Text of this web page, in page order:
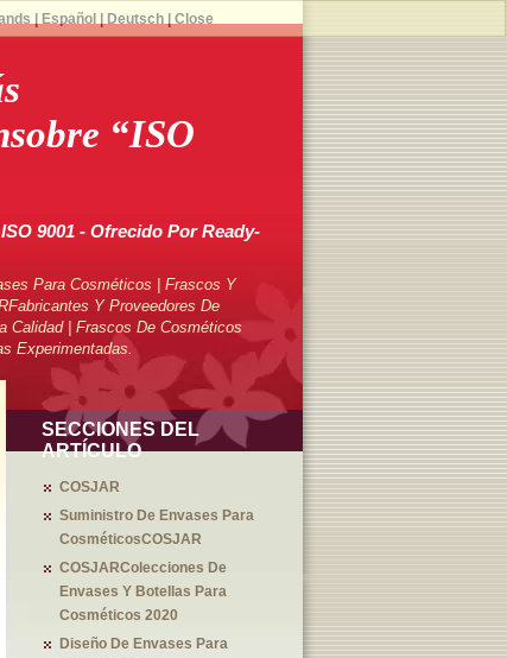
“ISO
9001 - Ofrecido Por Ready-
Para Cosméticos | Frascos Y
Y Proveedores De
Calidad | Frascos De Cosméticos
Experimentadas.
SECCIONES DEL
ARTÍCULO
COSJAR
Suministro De Envases Para
CosméticosCOSJAR
COSJARColecciones De
Envases Y Botellas Para
Cosméticos 2020
Diseño De Envases Para
Español Deutsch| Close